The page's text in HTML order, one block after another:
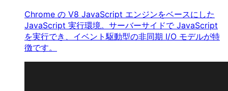
Chrome の V8 JavaScript エンジンをベースにした
JavaScript 実行環境。サーバーサイドで JavaScript
を実行でき、イベント駆動型の非同期 I/O モデルが特
徴です。